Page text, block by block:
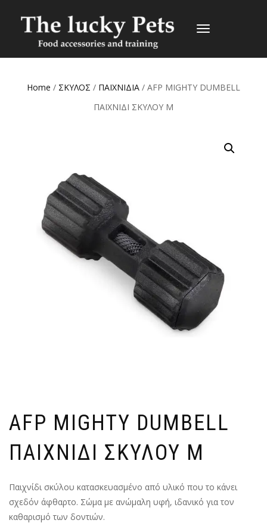
TOGGLE
Home / ΣΚΥΛΟΣ / ΠΑΙΧΝΙΔΙΑ / AFP MIGHTY DUMBELL
ΠΑΙΧΝΙΔΙ ΣΚΥΛΟΥ M
AFP MIGHTY DUMBELL
ΠΑΙΧΝΙΔΙ ΣΚΥΛΟΥ M
Παιχνίδι σκύλου κατασκευασμένο από υλικό που το κάνει
σχεδόν άφθαρτο. Σώμα με ανώμαλη υφή, ιδανικό για τον
καθαρισμό των δοντιών.